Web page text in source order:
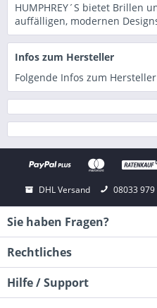
HUMPHREY´S bietet Brillen
auffälligen, modernen
Infos zum Hersteller
Folgende Infos zum
DHL Versand 08033 979
Sie haben Fragen?
Rechtliches
Hilfe / Support